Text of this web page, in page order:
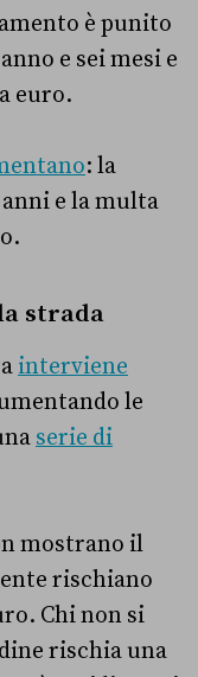
è punito
e sei mesi e
euro.
: la
e la multa
strada
interviene
le
serie di
mostrano il
rischiano
Chi non si
rischia una